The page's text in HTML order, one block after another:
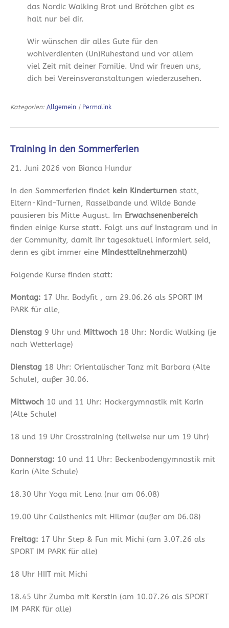
das Nordic Walking Brot und Brötchen gibt es
halt nur bei dir.
Wir wünschen dir alles Gute für den
wohlverdienten (Un)Ruhestand und vor allem
viel Zeit mit deiner Familie. Und wir freuen uns,
dich bei Vereinsveranstaltungen wiederzusehen.
Kategorien: Allgemein | Permalink
Training in den Sommerferien
21. Juni 2026 von Bianca Hundur
In den Sommerferien findet kein Kinderturnen statt,
Eltern-Kind-Turnen, Rasselbande und Wilde Bande
pausieren bis Mitte August. Im Erwachsenenbereich
finden einige Kurse statt. Folgt uns auf Instagram und in
der Community, damit ihr tagesaktuell informiert seid,
denn es gibt immer eine Mindestteilnehmerzahl)
Folgende Kurse finden statt:
Montag: 17 Uhr. Bodyfit , am 29.06.26 als SPORT IM
PARK für alle,
Dienstag 9 Uhr und Mittwoch 18 Uhr: Nordic Walking (je
nach Wetterlage)
Dienstag 18 Uhr: Orientalischer Tanz mit Barbara (Alte
Schule), außer 30.06.
Mittwoch 10 und 11 Uhr: Hockergymnastik mit Karin
(Alte Schule)
18 und 19 Uhr Crosstraining (teilweise nur um 19 Uhr)
Donnerstag: 10 und 11 Uhr: Beckenbodengymnastik mit
Karin (Alte Schule)
18.30 Uhr Yoga mit Lena (nur am 06.08)
19.00 Uhr Calisthenics mit Hilmar (außer am 06.08)
Freitag: 17 Uhr Step & Fun mit Michi (am 3.07.26 als
SPORT IM PARK für alle)
18 Uhr HIIT mit Michi
18.45 Uhr Zumba mit Kerstin (am 10.07.26 als SPORT
IM PARK für alle)